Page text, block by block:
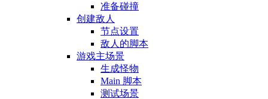
准备碰撞
创建敌人
节点设置
敌人的脚本
游戏主场景
生成怪物
Main 脚本
测试场景